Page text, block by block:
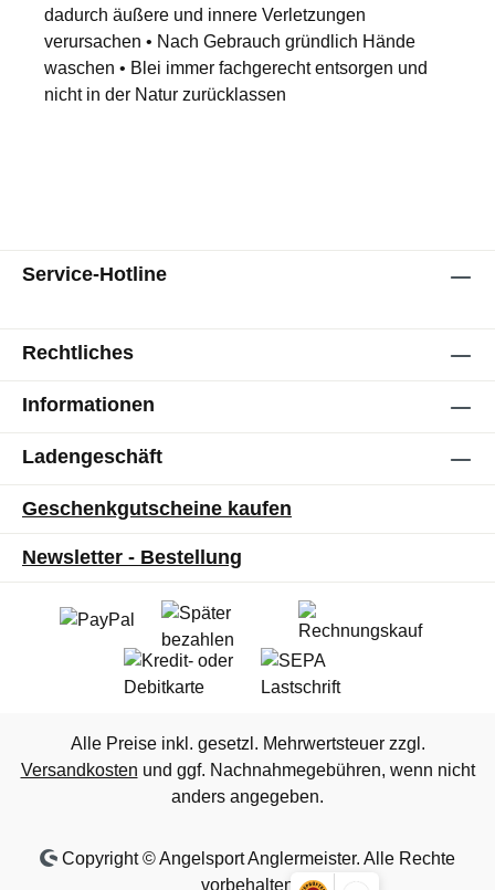
dadurch äußere und innere Verletzungen
verursachen • Nach Gebrauch gründlich Hände
waschen • Blei immer fachgerecht entsorgen und
nicht in der Natur zurücklassen
Service-Hotline
Rechtliches
Informationen
Ladengeschäft
Geschenkgutscheine kaufen
Newsletter - Bestellung
Alle Preise inkl. gesetzl. Mehrwertsteuer zzgl.
Versandkosten und ggf. Nachnahmegebühren, wenn nicht
anders angegeben.
Copyright © Angelsport Anglermeister. Alle Rechte
vorbehalten